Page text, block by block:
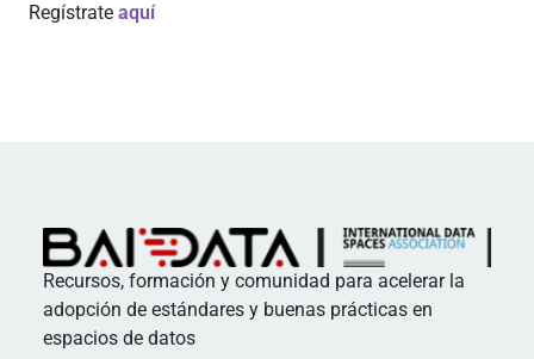
Regístrate aquí
Recursos, formación y comunidad para acelerar la
adopción de estándares y buenas prácticas en
espacios de datos